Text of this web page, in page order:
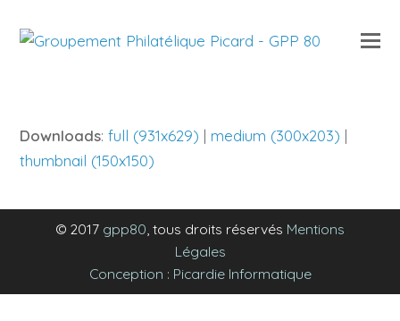
Downloads:full (931x629) | medium (300x203) |
thumbnail (150x150)
© 2017 gpp80, tous droits réservés Mentions
Légales
Conception : Picardie Informatique